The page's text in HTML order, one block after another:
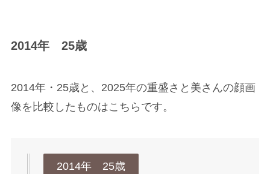
2014年 25歳
2014年・25歳と、2025年の重盛さと美さんの顔画
像を比較したものはこちらです。
2014年 25歳